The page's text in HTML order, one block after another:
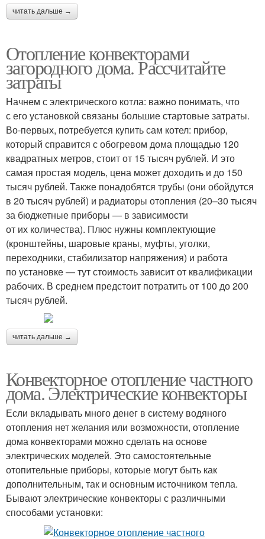
читать дальше →
Отопление конвекторами
загородного дома. Рассчитайте
затраты
Начнем с электрического котла: важно понимать, что
с его установкой связаны большие стартовые затраты.
Во-первых, потребуется купить сам котел: прибор,
который справится с обогревом дома площадью 120
квадратных метров, стоит от 15 тысяч рублей. И это
самая простая модель, цена может доходить и до 150
тысяч рублей. Также понадобятся трубы (они обойдутся
в 20 тысяч рублей) и радиаторы отопления (20–30 тысяч
за бюджетные приборы — в зависимости
от их количества). Плюс нужны комплектующие
(кронштейны, шаровые краны, муфты, уголки,
переходники, стабилизатор напряжения) и работа
по установке — тут стоимость зависит от квалификации
рабочих. В среднем предстоит потратить от 100 до 200
тысяч рублей.
читать дальше →
Конвекторное отопление частного
дома. Электрические конвекторы
Если вкладывать много денег в систему водяного
отопления нет желания или возможности, отопление
дома конвекторами можно сделать на основе
электрических моделей. Это самостоятельные
отопительные приборы, которые могут быть как
дополнительным, так и основным источником тепла.
Бывают электрические конвекторы с различными
способами установки: